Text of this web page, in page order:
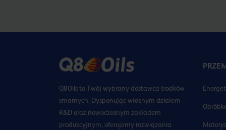
Q8Oils to Twój wybrany dostawca środków
smarnych. Dysponując własnym działem
R&D oraz nowoczesnym zakładem
produkcyjnym, oferujemy rozwiązania